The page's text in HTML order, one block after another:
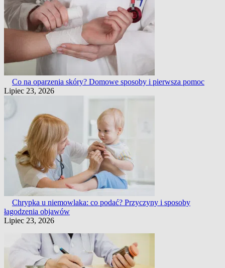
Co na oparzenia skóry? Domowe sposoby i pierwsza pomoc
Lipiec 23, 2026
Chrypka u niemowlaka: co podać? Przyczyny i sposoby
łagodzenia objawów
Lipiec 23, 2026